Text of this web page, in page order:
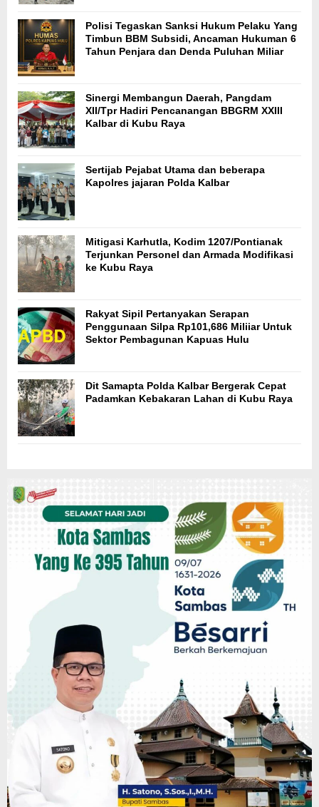
Polisi Tegaskan Sanksi Hukum Pelaku Yang
Timbun BBM Subsidi, Ancaman Hukuman 6
Tahun Penjara dan Denda Puluhan Miliar
Sinergi Membangun Daerah, Pangdam
XII/Tpr Hadiri Pencanangan BBGRM XXIII
Kalbar di Kubu Raya
Sertijab Pejabat Utama dan beberapa
Kapolres jajaran Polda Kalbar
Mitigasi Karhutla, Kodim 1207/Pontianak
Terjunkan Personel dan Armada Modifikasi
ke Kubu Raya
Rakyat Sipil Pertanyakan Serapan
Penggunaan Silpa Rp101,686 Miliiar Untuk
Sektor Pembagunan Kapuas Hulu
Dit Samapta Polda Kalbar Bergerak Cepat
Padamkan Kebakaran Lahan di Kubu Raya